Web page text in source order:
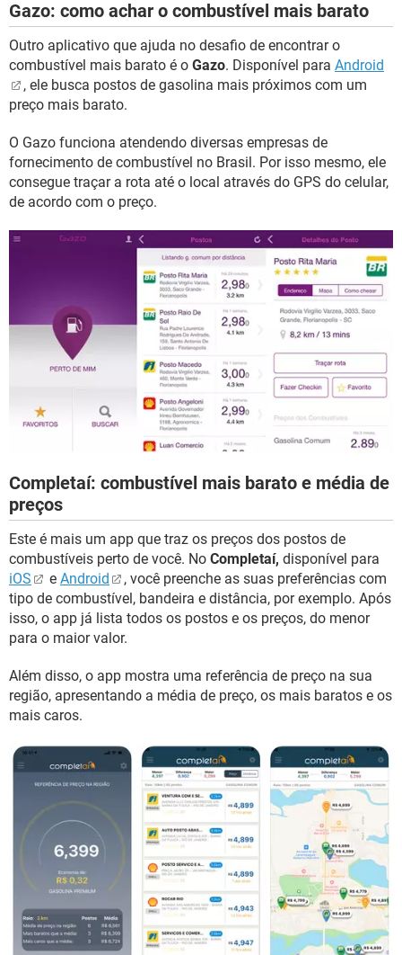
Gazo: como achar o combustível mais barato
Outro aplicativo que ajuda no desafio de encontrar o
combustível mais barato é o Gazo. Disponível para Android
, ele busca postos de gasolina mais próximos com um
preço mais barato.
O Gazo funciona atendendo diversas empresas de
fornecimento de combustível no Brasil. Por isso mesmo, ele
consegue traçar a rota até o local através do GPS do celular,
de acordo com o preço.
Completaí: combustível mais barato e média de
preços
Este é mais um app que traz os preços dos postos de
combustíveis perto de você. No Completaí, disponível para
iOS
e Android
, você preenche as suas preferências com
tipo de combustível, bandeira e distância, por exemplo. Após
isso, o app já lista todos os postos e os preços, do menor
para o maior valor.
Além disso, o app mostra uma referência de preço na sua
região, apresentando a média de preço, os mais baratos e os
mais caros.